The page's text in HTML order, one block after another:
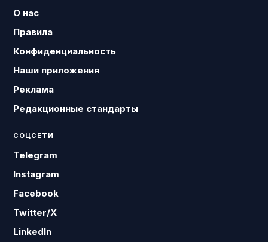
О нас
Правила
Конфиденциальность
Наши приложения
Реклама
Редакционные стандарты
СОЦСЕТИ
Telegram
Instagram
Facebook
Twitter/X
LinkedIn